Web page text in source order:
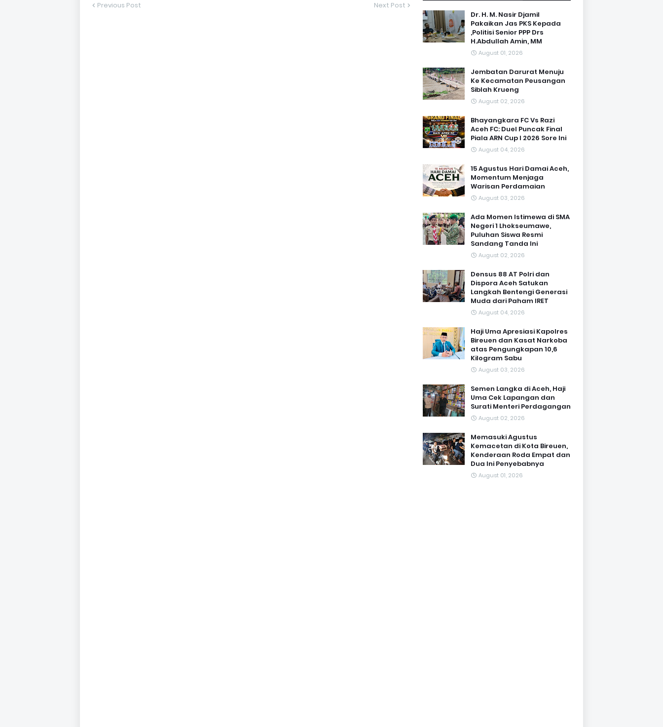
Previous Post Next Post
Dr. H. M. Nasir Djamil
Pakaikan Jas PKS Kepada
,Politisi Senior PPP Drs
H.Abdullah Amin, MM
August 01, 2026
Jembatan Darurat Menuju
Ke Kecamatan Peusangan
Siblah Krueng
August 02, 2026
Bhayangkara FC Vs Razi
Aceh FC: Duel Puncak Final
Piala ARN Cup I 2026 Sore Ini
August 04, 2026
15 Agustus Hari Damai Aceh,
Momentum Menjaga
Warisan Perdamaian
August 03, 2026
Ada Momen Istimewa di SMA
Negeri 1 Lhokseumawe,
Puluhan Siswa Resmi
Sandang Tanda Ini
August 02, 2026
Densus 88 AT Polri dan
Dispora Aceh Satukan
Langkah Bentengi Generasi
Muda dari Paham IRET
August 04, 2026
Haji Uma Apresiasi Kapolres
Bireuen dan Kasat Narkoba
atas Pengungkapan 10,6
Kilogram Sabu
August 03, 2026
Semen Langka di Aceh, Haji
Uma Cek Lapangan dan
Surati Menteri Perdagangan
August 02, 2026
Memasuki Agustus
Kemacetan di Kota Bireuen,
Kenderaan Roda Empat dan
Dua Ini Penyebabnya
August 01, 2026